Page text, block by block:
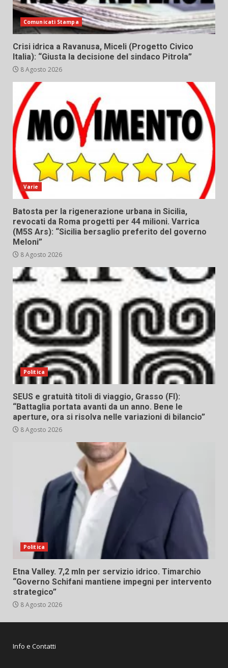
Comunicati Stampa
Crisi idrica a Ravanusa, Miceli (Progetto Civico
Italia): “Giusta la decisione del sindaco Pitrola”
8 Agosto 2026
Varie
Batosta per la rigenerazione urbana in Sicilia,
revocati da Roma progetti per 44 milioni. Varrica
(M5S Ars): “Sicilia bersaglio preferito del governo
Meloni”
8 Agosto 2026
Politica
SEUS e gratuità titoli di viaggio, Grasso (FI):
“Battaglia portata avanti da un anno. Bene le
aperture, ora si risolva nelle variazioni di bilancio”
8 Agosto 2026
Politica
Etna Valley. 7,2 mln per servizio idrico. Timarchio
“Governo Schifani mantiene impegni per intervento
strategico”
8 Agosto 2026
Info e Contatti